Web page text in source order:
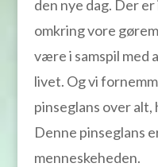
den nye dag. Der
omkring vore
være i samspil med
livet. Og vi
pinseglans over alt,
Denne pinseglans
menneskeheden.